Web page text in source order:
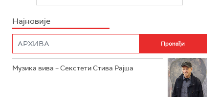
РАДИО РОКЕНРОЛЕР
ИНФО
Најновије
Музика вива – Секстети Стива Рајша